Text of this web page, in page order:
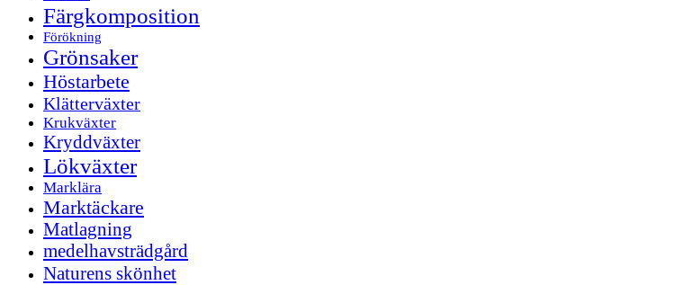
Färgkomposition
Förökning
Grönsaker
Höstarbete
Klätterväxter
Krukväxter
Kryddväxter
Lökväxter
Marklära
Marktäckare
Matlagning
medelhavsträdgård
Naturens skönhet